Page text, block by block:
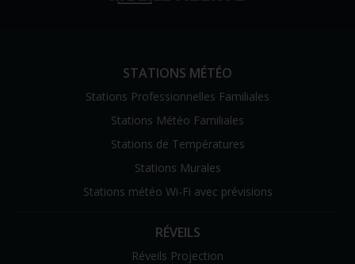
STATIONS MÉTÉO
Stations Professionnelles Familiales
Stations Météo Familiales
Stations de Températures
Stations Murales
Stations météo Wi-Fi avec prévisions
RÉVEILS
Réveils Projection